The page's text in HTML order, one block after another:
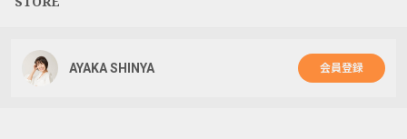
AYAKA SHINYA 会員登録